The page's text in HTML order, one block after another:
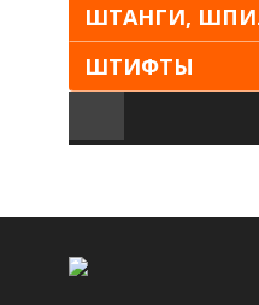
ШТАНГИ,
ШТИФТЫ